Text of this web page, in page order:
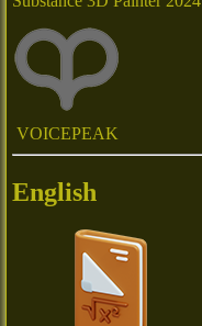
VOICEPEAK
English